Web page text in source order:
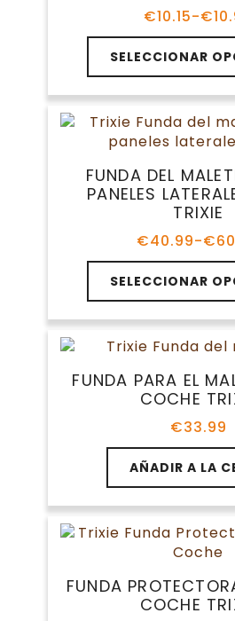
la
página
de
producto
€10.15-€
de
SELECCIONAR
Este
producto
tiene
múltiples
variantes.
Las
se
pueden
la
página
de
producto
FUNDA DEL
PANELES
TRIXIE
€40.99-€
de
SELECCIONAR
Este
producto
tiene
múltiples
variantes.
opciones
elegir
página
de
producto
FUNDA PARA EL
COCHE
€33.99
AÑADIR A LA
FUNDA
COCHE